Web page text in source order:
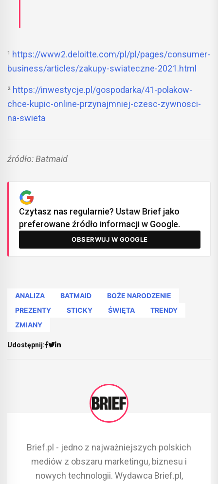
¹ https://www2.deloitte.com/pl/pl/pages/consumer-
business/articles/zakupy-swiateczne-2021.html
² https://inwestycje.pl/gospodarka/41-polakow-
chce-kupic-online-przynajmniej-czesc-zywnosci-
na-swieta
źródło: Batmaid
Czytasz nas regularnie? Ustaw Brief jako
preferowane źródło informacji w Google.
OBSERWUJ W GOOGLE
ANALIZA BATMAID
BOŻE NARODZENIE
PREZENTY
STICKY ŚWIĘTA
TRENDY
ZMIANY
Udostępnij:
Brief.pl - jedno z najważniejszych polskich
mediów z obszaru marketingu, biznesu i
nowych technologii. Wydawca Brief.pl,